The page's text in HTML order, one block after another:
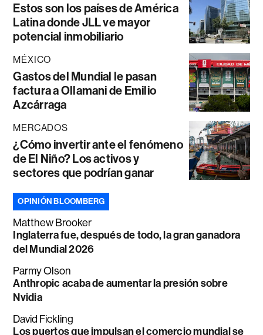
Estos son los países de América
Latina donde JLL ve mayor
potencial inmobiliario
MÉXICO
Gastos del Mundial le pasan
factura a Ollamani de Emilio
Azcárraga
MERCADOS
¿Cómo invertir ante el fenómeno
de El Niño? Los activos y
sectores que podrían ganar
OPINIÓN BLOOMBERG
Matthew Brooker
Inglaterra fue, después de todo, la gran ganadora
del Mundial 2026
Parmy Olson
Anthropic acaba de aumentar la presión sobre
Nvidia
David Fickling
Los puertos que impulsan el comercio mundial se